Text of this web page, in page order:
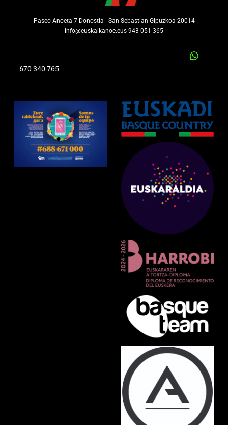
Paseo Anoeta 7 Donostia - San Sebastian Gipuzkoa 20014
info@euskalkanoe.eus 943 051 365
670 340 765